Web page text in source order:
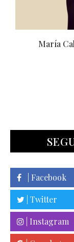
María
| Facebook
| Twitter
| Instagram